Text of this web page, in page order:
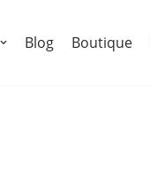
Blog Boutique